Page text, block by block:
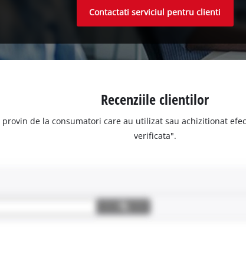
Contactati serviciul pentru clienti
Recenziile clientilor
de la consumatori care au utilizat sau achizitionat
verificata".